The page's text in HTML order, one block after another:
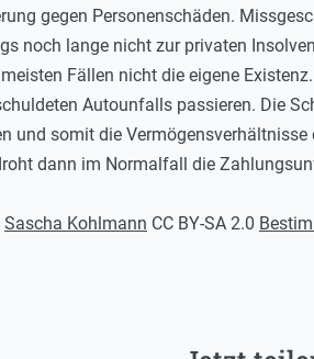
gegen Personenschäden.
noch lange nicht zur privaten
Fällen nicht die eigene
Autounfalls passieren. Die
und somit die
dann im Normalfall die
Sascha Kohlmann CC BY-SA 2.0